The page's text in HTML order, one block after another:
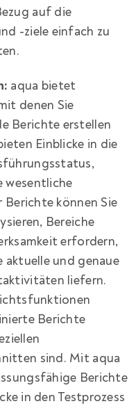
auf die
-ziele einfach zu
aqua bietet
denen Sie
Berichte erstellen
Einblicke in die
wesentliche
können Sie
Bereiche
erfordern,
und genaue
liefern.
Berichte
sind. Mit aqua
Berichte
in den Testprozess